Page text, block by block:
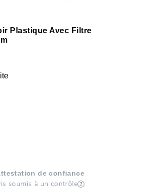
Plastique Avec Filtre
de confiance
soumis à un contrôle